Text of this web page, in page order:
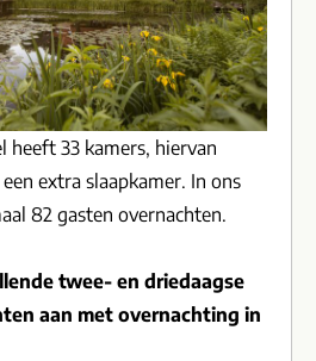
heeft 33 kamers, hiervan
extra slaapkamer. In ons
82 gasten overnachten.
twee- en driedaagse
aan met overnachting in